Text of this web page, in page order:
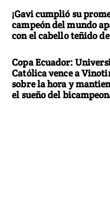
¡Gavi cumplió su
campeón del mundo
con el cabello teñido
Copa Ecuador:
Católica vence a
sobre la hora y
el sueño del